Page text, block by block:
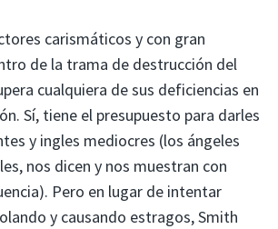
carismáticos y con gran
de la trama de destrucción del
cualquiera de sus deficiencias en
Sí, tiene el presupuesto para darles
y ingles mediocres (los ángeles
nos dicen y nos muestran con
Pero en lugar de intentar
y causando estragos, Smith